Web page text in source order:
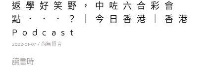
返學好笑野，中咗六合彩會
點．．．？｜今日香港｜香港
Podcast
2022-01-07 尚無留言
讀書時